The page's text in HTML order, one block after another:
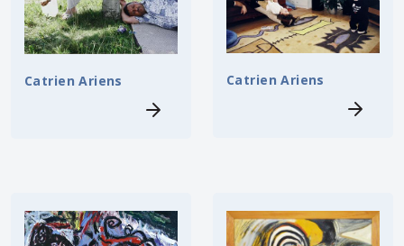
Catrien Ariens Catrien Ariens